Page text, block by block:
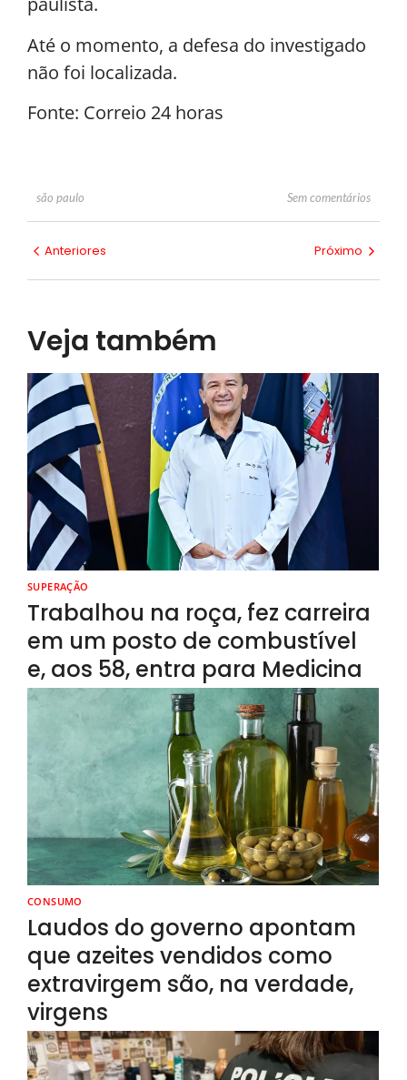
Até o momento, a defesa do investigado
não foi localizada.
Fonte: Correio 24 horas
são paulo Sem comentários
Anteriores Próximo
Veja também
SUPERAÇÃO
Trabalhou na roça, fez carreira
em um posto de combustível
e, aos 58, entra para Medicina
CONSUMO
Laudos do governo apontam
que azeites vendidos como
extravirgem são, na verdade,
virgens